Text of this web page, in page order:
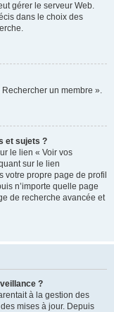
gérer le serveur Web.
dans le choix des
un membre ».
et sujets ?
le lien « Voir vos
sur le lien
votre propre page de profil
n’importe quelle page
de recherche avancée et
?
à la gestion des
mises à jour. Depuis